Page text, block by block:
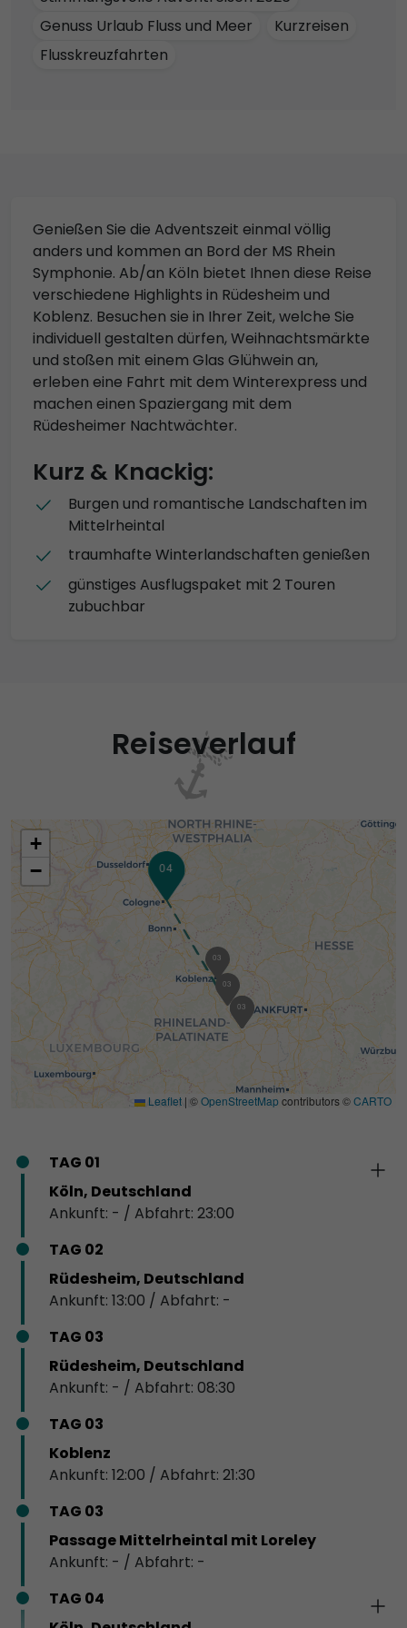
Genuss Urlaub Fluss und Meer
Kurzreisen
Flusskreuzfahrten
Genießen Sie die Adventszeit einmal völlig
anders und kommen an Bord der MS Rhein
Symphonie. Ab/an Köln bietet Ihnen diese Reise
verschiedene Highlights in Rüdesheim und
Koblenz. Besuchen sie in Ihrer Zeit, welche Sie
individuell gestalten dürfen, Weihnachtsmärkte
und stoßen mit einem Glas Glühwein an,
erleben eine Fahrt mit dem Winterexpress und
machen einen Spaziergang mit dem
Rüdesheimer Nachtwächter.
Kurz & Knackig:
Burgen und romantische Landschaften im
Mittelrheintal
traumhafte Winterlandschaften genießen
günstiges Ausflugspaket mit 2 Touren
zubuchbar
Reiseverlauf
02
03
03
03
04
+
−
Leaflet | ©OpenStreetMap contributors ©CARTO
TAG 01
Köln, Deutschland
Ankunft: - / Abfahrt: 23:00
TAG 02
Rüdesheim, Deutschland
Ankunft: 13:00 / Abfahrt: -
TAG 03
Rüdesheim, Deutschland
Ankunft: - / Abfahrt: 08:30
TAG 03
Koblenz
Ankunft: 12:00 / Abfahrt: 21:30
TAG 03
Passage Mittelrheintal mit Loreley
Ankunft: - / Abfahrt: -
TAG 04